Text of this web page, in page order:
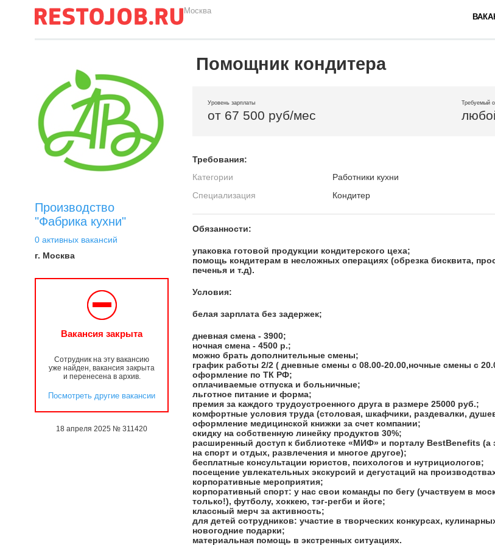
Москва
Производство
"Фабрика кухни"
0 активных вакансий
г. Москва
Вакансия закрыта
Сотрудник на эту вакансию
уже найден, вакансия закрыта
и перенесена в архив.
Посмотреть другие вакансии
18 апреля 2025 № 311420
Помощник кондитера
Уровень зарплаты
от 67 500 руб/мес
Требуемый
Требования:
Категории
Работники кухни
Специализация
Кондитер
Обязанности:
упаковка готовой продукции кондитерского цеха;
помощь кондитерам в несложных операциях (обрезка бисквита,
печенья и т.д).
Условия:
белая зарплата без задержек;
дневная смена - 3900;
ночная смена - 4500 р.;
можно брать дополнительные смены;
график работы 2/2 ( дневные смены с 08.00-20.00,ночные смены с
оформление по ТК РФ;
оплачиваемые отпуска и больничные;
льготное питание и форма;
премия за каждого трудоустроенного друга в размере 25000 руб.;
комфортные условия труда (столовая, шкафчики, раздевалки,
оформление медицинской книжки за счет компании;
скидку на собственную линейку продуктов 30%;
расширенный доступ к библиотеке «МИФ» и порталу BestBenefits (а
на спорт и отдых, развлечения и многое другое);
бесплатные консультации юристов, психологов и нутрициологов;
посещение увлекательных экскурсий и дегустаций на
корпоративные мероприятия;
корпоративный спорт: у нас свои команды по бегу (участвуем в
только!), футболу, хоккею, тэг-регби и йоге;
классный мерч за активность;
для детей сотрудников: участие в творческих конкурсах,
новогодние подарки;
материальная помощь в экстренных ситуациях.